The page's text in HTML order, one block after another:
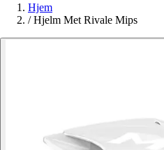
Hjem
/ Hjelm Met Rivale Mips